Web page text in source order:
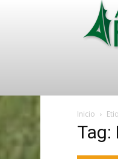
Inicio
Tag: